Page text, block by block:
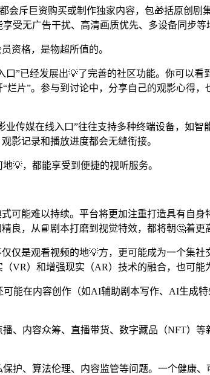
会斥巨资购买或制作独家内容，包🎁括原创
受无广告干扰、高清画质优先、多设备同步等
资格，是物超所值的。
”已经发展出💡了完善的社区功能。你可以
片”。参与到讨论中，分享自己的观影心得
传媒在线入口”往往支持多种终端设备，如
影记录和播放进度都会无缝衔接。
💡，都能享受到便捷的视听服务。
可能难以持续。平台将更加注重打造具有自
良，从📘剧本打磨到视觉特效，都将朝🤔着更
仅是观看视频的地💡方，更可能成为一个集
VR）和增强现实（AR）技术的融合，也可能
能在内容创作（如AI辅助剧本写作、AI生成
、内容众筹、直播带货、数字藏品（NFT）
护、算法伦理、内容监管等问题。一个健康